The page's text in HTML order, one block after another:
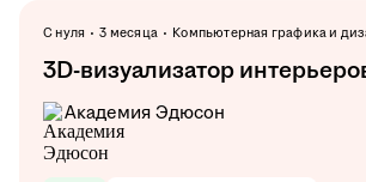
С нуля 3 месяца Компьютерная графика и
3D-визуализатор
Академия Эдюсон